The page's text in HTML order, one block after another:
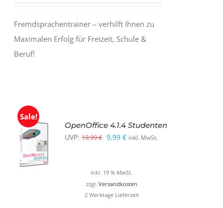
Fremdsprachentrainer – verhilft Ihnen zu
Maximalen Erfolg für Freizeit, Schule &
Beruf!
Sale!
IN DEN
WARENKORB
OpenOffice 4.1.4 Studenten
UVP: 19,99€ Ursprünglicher
9,99€Aktueller
inkl. MwSt.
inkl. 19 % MwSt.
zzgl. Versandkosten
2 Werktage Lieferzeit